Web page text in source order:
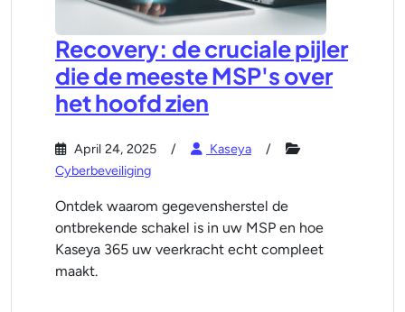
Recovery: de cruciale pijler
die de meeste MSP's over
het hoofd zien
April 24, 2025
Kaseya
Cyberbeveiliging
Ontdek waarom gegevensherstel de
ontbrekende schakel is in uw MSP en hoe
Kaseya 365 uw veerkracht echt compleet
maakt.